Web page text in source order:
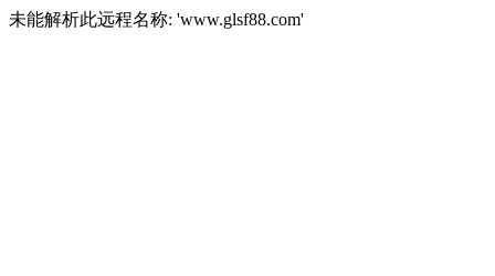
未能解析此远程名称: 'www.glsf88.com'